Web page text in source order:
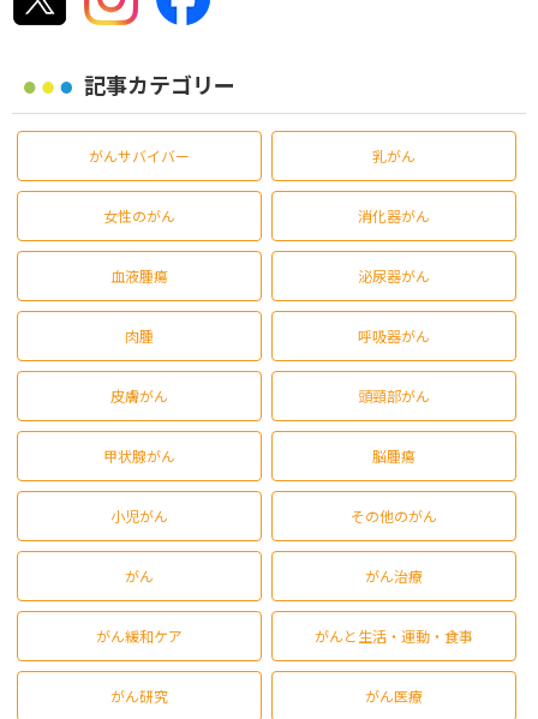
記事カテゴリー
がんサバイバー 乳がん
女性のがん 消化器がん
血液腫瘍 泌尿器がん
肉腫 呼吸器がん
皮膚がん 頭頸部がん
甲状腺がん 脳腫瘍
小児がん その他のがん
がん がん治療
がん緩和ケア がんと生活・運動・食事
がん研究 がん医療